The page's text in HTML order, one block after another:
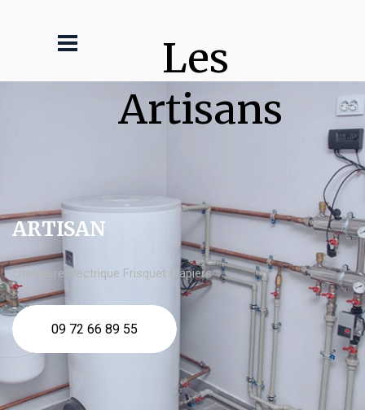
Les
Artisans
ARTISAN
chaudière électrique Frisquet Clapiers
09 72 66 89 55